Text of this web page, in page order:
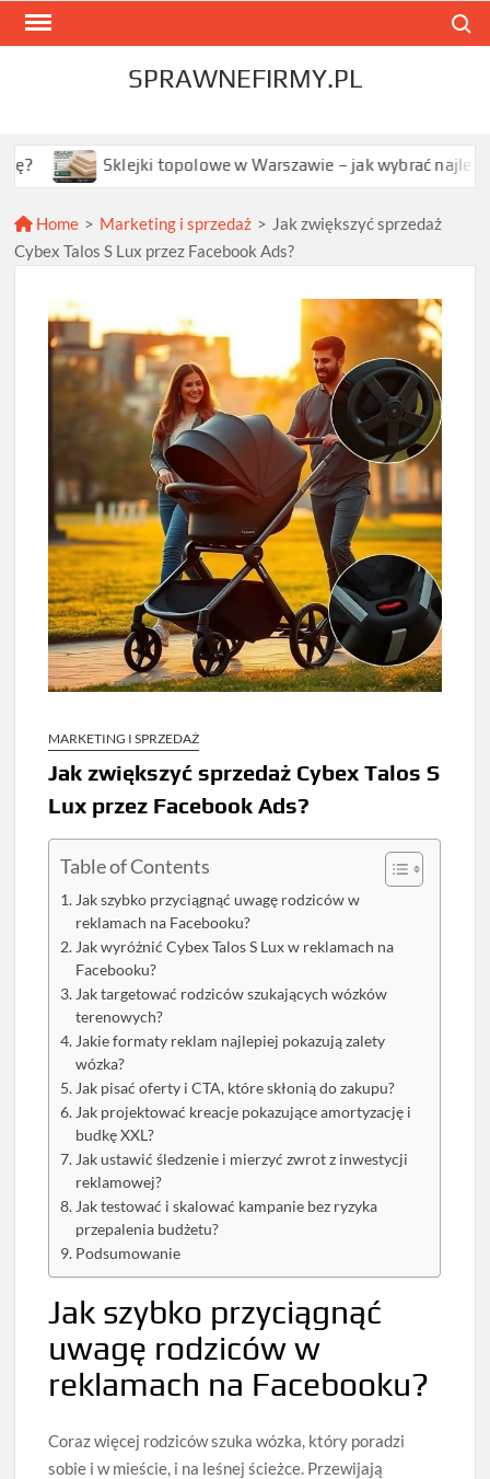
Skip
SPRAWNEFIRMY.PL
Sklejki topolowe w Warszawie – jak wybrać najlepszą opcję
Home > Marketing i sprzedaż > Jak zwiększyć sprzedaż
Cybex Talos S Lux przez Facebook Ads?
MARKETING I SPRZEDAŻ
Jak zwiększyć sprzedaż Cybex Talos S
Lux przez Facebook Ads?
Table of Contents
Jak szybko przyciągnąć uwagę rodziców w
reklamach na Facebooku?
Jak wyróżnić Cybex Talos S Lux w reklamach na
Facebooku?
Jak targetować rodziców szukających wózków
terenowych?
Jakie formaty reklam najlepiej pokazują zalety
wózka?
Jak pisać oferty i CTA, które skłonią do zakupu?
Jak projektować kreacje pokazujące amortyzację i
budkę XXL?
Jak ustawić śledzenie i mierzyć zwrot z inwestycji
reklamowej?
Jak testować i skalować kampanie bez ryzyka
przepalenia budżetu?
Podsumowanie
Jak szybko przyciągnąć
uwagę rodziców w
reklamach na Facebooku?
Coraz więcej rodziców szuka wózka, który poradzi
sobie i w mieście, i na leśnej ścieżce. Przewijają